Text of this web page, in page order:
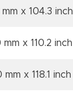
x 104.3 inch
mm x 110.2 inch
mm x 118.1 inch